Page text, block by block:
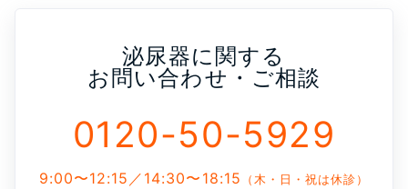
泌尿器に関する
お問い合わせ・ご相談
0120-50-5929
9:00〜12:15／14:30〜18:15 （木・日・祝は休診）